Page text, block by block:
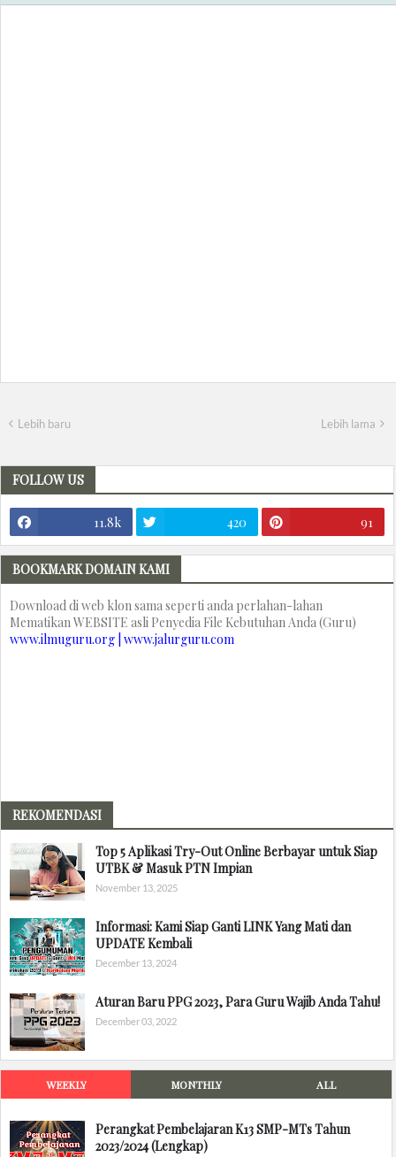
Lebih baru Lebih lama
FOLLOW US
11.8k 420 91
BOOKMARK DOMAIN KAMI
Download di web klon sama seperti anda perlahan-lahan
Mematikan WEBSITE asli Penyedia File Kebutuhan Anda (Guru)
www.ilmuguru.org | www.jalurguru.com
REKOMENDASI
Top 5 Aplikasi Try-Out Online Berbayar untuk Siap
UTBK & Masuk PTN Impian
November 13, 2025
Informasi: Kami Siap Ganti LINK Yang Mati dan
UPDATE Kembali
December 13, 2024
Aturan Baru PPG 2023, Para Guru Wajib Anda Tahu!
December 03, 2022
WEEKLY MONTHLY ALL
Perangkat Pembelajaran K13 SMP-MTs Tahun
2023/2024 (Lengkap)